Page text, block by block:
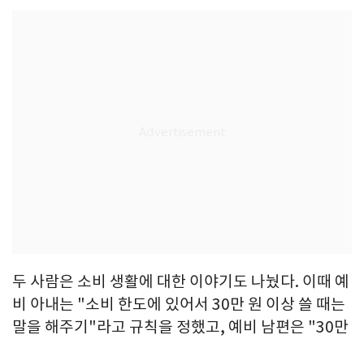
두 사람은 소비 생활에 대한 이야기도 나눴다. 이때 예
비 아내는 "소비 한도에 있어서 30만 원 이상 쓸 때는
말을 해주기"라고 규칙을 정했고, 예비 남편은 "30만